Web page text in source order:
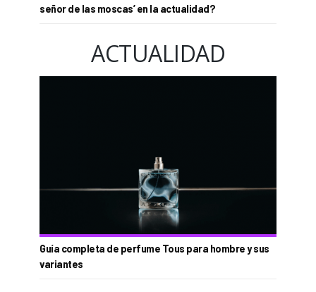
señor de las moscas’ en la actualidad?
ACTUALIDAD
Guía completa de perfume Tous para hombre y sus
variantes